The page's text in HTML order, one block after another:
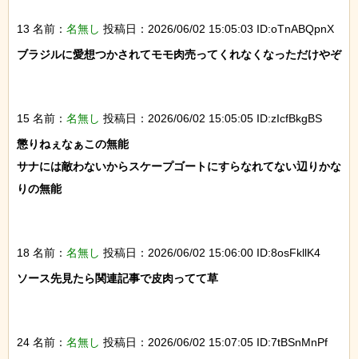
13 名前： 名無し 投稿日：2026/06/02 15:05:03 ID:oTnABQpnX
ブラジルに愛想つかされてモモ肉売ってくれなくなっただけやぞ
15 名前： 名無し 投稿日：2026/06/02 15:05:05 ID:zIcfBkgBS
懲りねぇなぁこの無能
サナには敵わないからスケープゴートにすらなれてない辺りかな
りの無能
18 名前： 名無し 投稿日：2026/06/02 15:06:00 ID:8osFkllK4
ソース先見たら関連記事で皮肉ってて草
24 名前： 名無し 投稿日：2026/06/02 15:07:05 ID:7tBSnMnPf